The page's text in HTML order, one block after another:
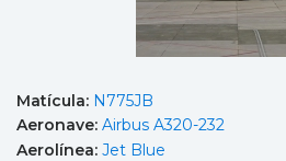
Matícula: N775JB
Aeronave: Airbus A320-232
Aerolínea: Jet Blue